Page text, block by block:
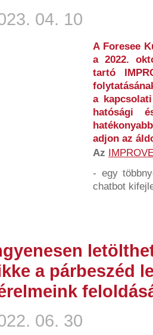
04. 10
A Foresee
a 2022.
tartó
a
hatósági
adjon az
Az
- egy
chatbot
a párbeszéd
06. 30